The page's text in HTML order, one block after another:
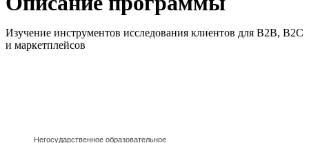
Изучение инструментов исследования клиентов для B2B, B2C
и маркетплейсов
Негосударственное образовательное